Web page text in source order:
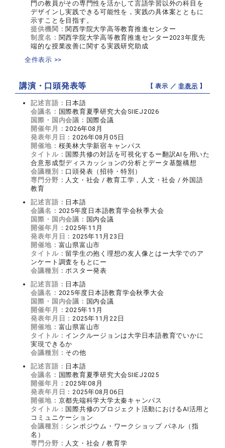
門の教員がその専門性を活かして言語学習以外の科目を
デザインし実践できる可能性を，実践の具体案とともに
示すことを目指す。
提供機関： 関西学院大学高等教育推進センター
制度名： 関西学院大学高等教育推進センター2023年度先
端的な授業改善に関する実践研究助成
全件表示 >>
講演・口頭発表等 【 表示 ／非表示 】
記述言語： 日本語
会議名： 国際教育夏季研究大会SIIEJ2026
国際・国内会議： 国際会議
開催年月：2026年08月
発表年月日：2026年08月05日
開催地： 桜美林大学新宿キャンパス
タイトル： 国際共修の対話を可視化するー翻訳AIを用いた
合意形成型ディスカッションの分析とデータ基盤構想
会議種別： 口頭発表（招待・特別）
専門分野： 人文・社会 / 教育工学，人文・社会 / 外国語
教育
記述言語： 日本語
会議名： 2025年度日本語教育学会秋季大会
国際・国内会議： 国内会議
開催年月：2025年11月
発表年月日：2025年11月23日
開催地： 富山県富山市
タイトル： 留学生の抱く理想の友人像とはー大学でのア
ンケート調査をもとにー
会議種別：ポスター発表
記述言語： 日本語
会議名： 2025年度日本語教育学会秋季大会
国際・国内会議： 国内会議
開催年月：2025年11月
発表年月日：2025年11月22日
開催地： 富山県富山市
タイトル： インクルージョンは大学日本語教育でいかに
実現できるか
会議種別： その他
記述言語： 日本語
会議名： 国際教育夏季研究大会SIIEJ2025
開催年月：2025年08月
発表年月日：2025年08月06日
開催地： 京都先端科学大学太秦キャンパス
タイトル： 国際共修のプロジェクト活動におけるAI活用と
コミュニケーション
会議種別： シンポジウム・ワークショップ パネル（指
名）
専門分野： 人文・社会 / 教育学